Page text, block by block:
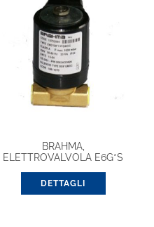
BRAHMA,
ELETTROVALVOLA E6G*S
DETTAGLI